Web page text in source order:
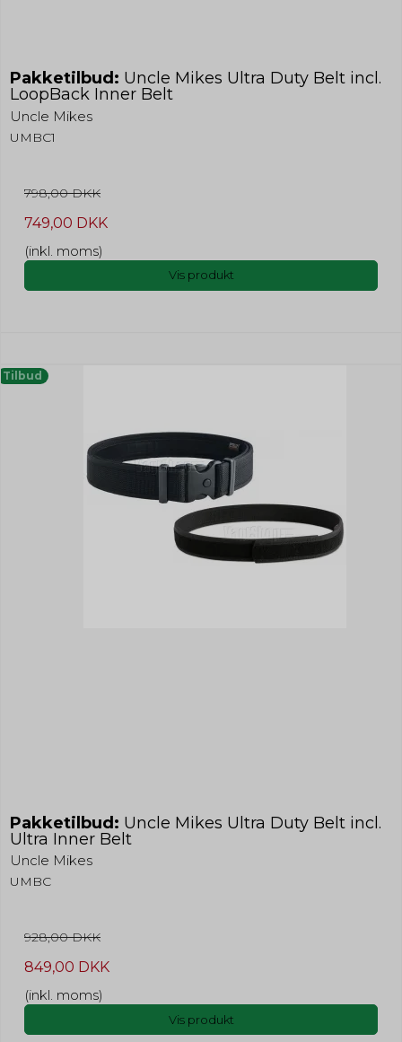
Pakketilbud: Uncle Mikes Ultra Duty Belt incl.
LoopBack Inner Belt
Uncle Mikes
UMBC1
798,00 DKK
749,00 DKK
(inkl. moms)
Vis produkt
Tilbud
Pakketilbud: Uncle Mikes Ultra Duty Belt incl.
Ultra Inner Belt
Uncle Mikes
UMBC
928,00 DKK
849,00 DKK
(inkl. moms)
Vis produkt